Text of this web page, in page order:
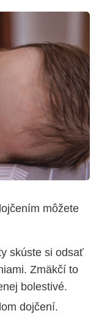
môžete
skúste si odsať
Zmäkčí to
bolestivé.
dojčení.